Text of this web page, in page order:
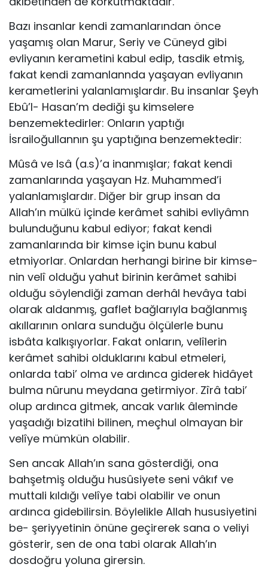
Bazı insanlar kendi zamanlarından önce
yaşamış olan Marur, Seriy ve Cüneyd gibi
evliyanın kerametini kabul edip, tasdik etmiş,
fakat kendi zamanlannda yaşayan evliyanın
kerametlerini yalanlamışlardır. Bu insanlar Şeyh
Ebû’l- Hasan’m dediği şu kimselere
benzemektedirler: Onların yaptı­ğı
İsrailoğullannın şu yaptığına benzemektedir:
Mûsâ ve Isâ (a.s)’a inanmışlar; fakat kendi
zamanlarında yaşayan Hz. Muhammed’i
yalanlamışlardır. Diğer bir grup in­san da
Allah’ın mülkü içinde kerâmet sahibi evliyâmn
bulun­duğunu kabul ediyor; fakat kendi
zamanlarında bir kimse için bunu kabul
etmiyorlar. Onlardan herhangi birine bir kimse­
nin velî olduğu yahut birinin kerâmet sahibi
olduğu söylendiği zaman derhâl hevâya tabi
olarak aldanmış, gaflet bağlarıyla bağlanmış
akıllarının onlara sunduğu ölçülerle bunu
isbâta kalkışıyorlar. Fakat onların, velîlerin
kerâmet sahibi olduklarını kabul etmeleri,
onlarda tabi’ olma ve ardınca giderek hidâyet
bulma nûrunu meydana getirmiyor. Zîrâ tabi’
olup ardınca gitmek, ancak varlık âleminde
yaşadığı bizatihi bilinen, meç­hul olmayan bir
velîye mümkün olabilir.
Sen ancak Allah’ın sana gösterdiği, ona
bahşetmiş oldu­ğu husûsiyete seni vâkıf ve
muttali kıldığı velîye tabi olabilir ve onun
ardınca gidebilirsin. Böylelikle Allah hususiyetini
be- şeriyyetinin önüne geçirerek sana o veliyi
gösterir, sen de ona tabi olarak Allah’ın
dosdoğru yoluna girersin.